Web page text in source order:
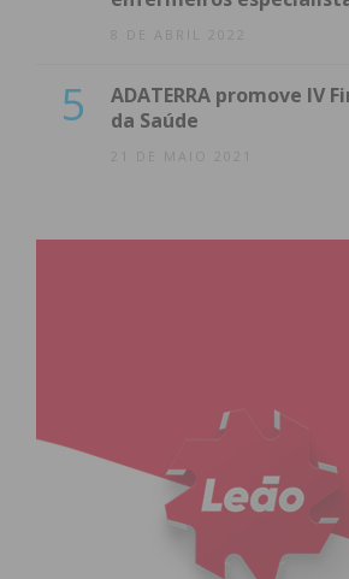
8 DE ABRIL 2022
5
ADATERRA promove IV
da Saúde
21 DE MAIO 2021